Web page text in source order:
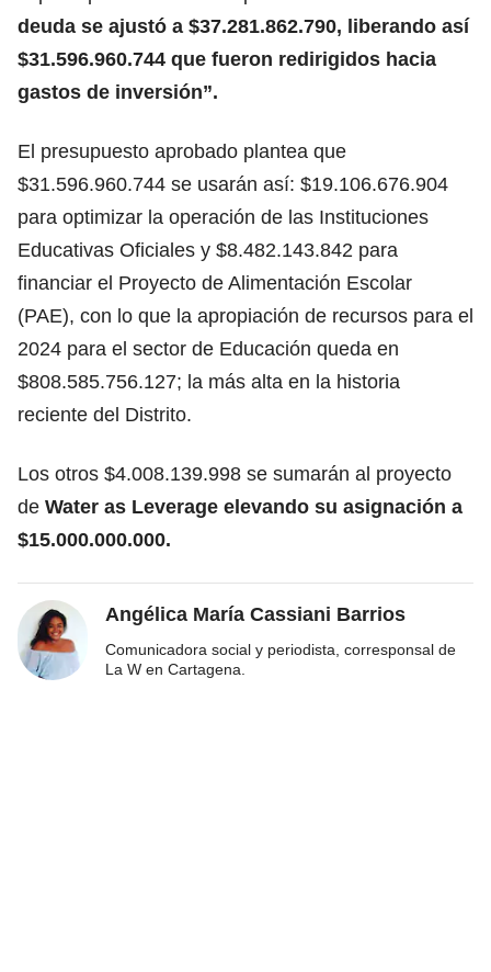
deuda se ajustó a $37.281.862.790, liberando así
$31.596.960.744 que fueron redirigidos hacia
gastos de inversión”.
El presupuesto aprobado plantea que
$31.596.960.744 se usarán así: $19.106.676.904
para optimizar la operación de las Instituciones
Educativas Oficiales y $8.482.143.842 para
financiar el Proyecto de Alimentación Escolar
(PAE), con lo que la apropiación de recursos para el
2024 para el sector de Educación queda en
$808.585.756.127; la más alta en la historia
reciente del Distrito.
Los otros $4.008.139.998 se sumarán al proyecto
de Water as Leverage elevando su asignación a
$15.000.000.000.
Angélica María Cassiani Barrios
Comunicadora social y periodista, corresponsal de
La W en Cartagena.